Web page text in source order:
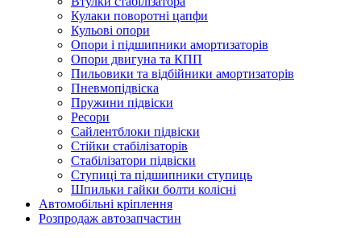
Кулаки поворотні цапфи
Кульові опори
Опори і підшипники амортизаторів
Опори двигуна та КПП
Пильовики та відбійники амортизаторів
Пневмопідвіска
Пружини підвіски
Ресори
Сайлентблоки підвіски
Стійки стабілізаторів
Стабілізатори підвіски
Ступиці та підшипники ступиць
Шпильки гайки болти колісні
Автомобільні кріплення
Розпродаж автозапчастин